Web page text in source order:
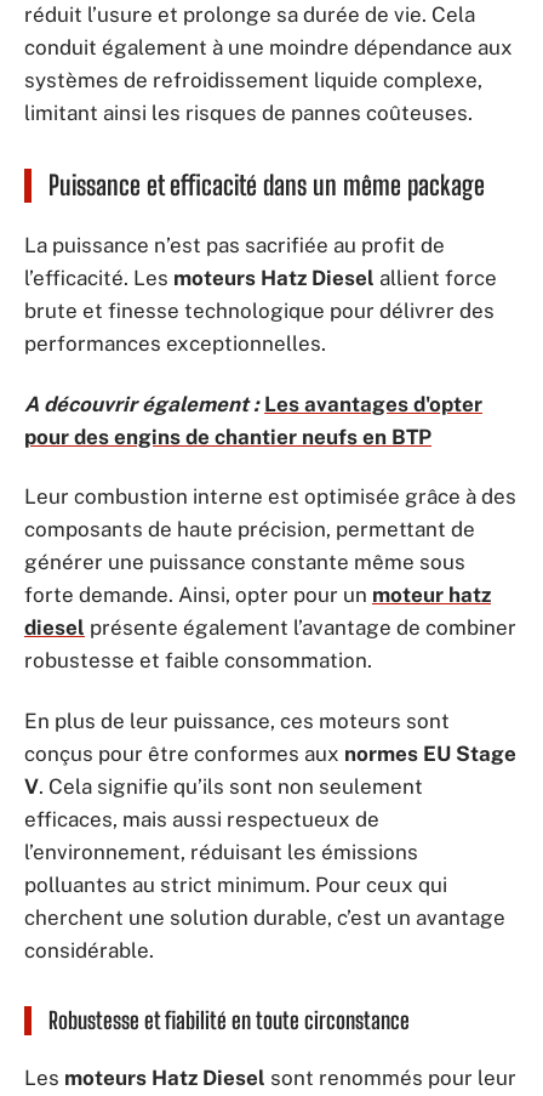
réduit l’usure et prolonge sa durée de vie. Cela
conduit également à une moindre dépendance aux
systèmes de refroidissement liquide complexe,
limitant ainsi les risques de pannes coûteuses.
Puissance et efficacité dans un même package
La puissance n’est pas sacrifiée au profit de
l’efficacité. Les moteurs Hatz Diesel allient force
brute et finesse technologique pour délivrer des
performances exceptionnelles.
A découvrir également : Les avantages d'opter
pour des engins de chantier neufs en BTP
Leur combustion interne est optimisée grâce à des
composants de haute précision, permettant de
générer une puissance constante même sous
forte demande. Ainsi, opter pour un moteur hatz
diesel présente également l’avantage de combiner
robustesse et faible consommation.
En plus de leur puissance, ces moteurs sont
conçus pour être conformes aux normes EU Stage
V. Cela signifie qu’ils sont non seulement
efficaces, mais aussi respectueux de
l’environnement, réduisant les émissions
polluantes au strict minimum. Pour ceux qui
cherchent une solution durable, c’est un avantage
considérable.
Robustesse et fiabilité en toute circonstance
Les moteurs Hatz Diesel sont renommés pour leur